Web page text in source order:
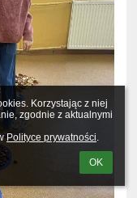
Korzystając z niej
zgodnie z aktualnymi
Polityce prywatności.
OK